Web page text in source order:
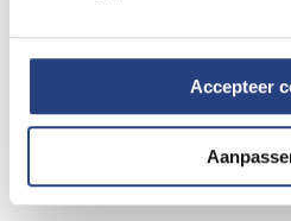
Accepteer
40% korting
PME Legend Successor
199,99
119,95